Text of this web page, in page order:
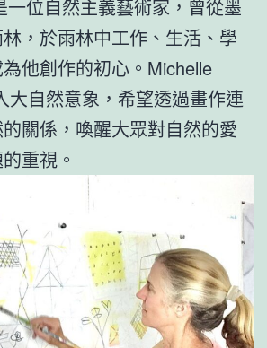
一位自然主義藝術家，曾從墨
，於雨林中工作、生活、學
他創作的初心。Michelle
大自然意象，希望透過畫作連
關係，喚醒大眾對自然的愛
重視。